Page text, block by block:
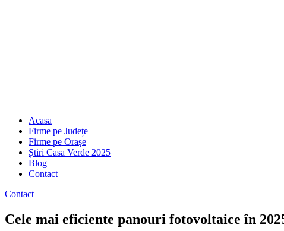
Acasa
Firme pe Județe
Firme pe Orașe
Știri Casa Verde 2025
Blog
Contact
Contact
Cele mai eficiente panouri fotovoltaice în